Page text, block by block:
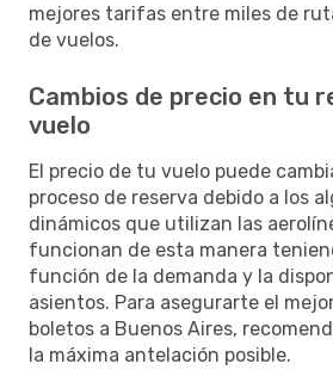
mejores tarifas entre miles de
de vuelos.
Cambios de precio en tu
vuelo
El precio de tu vuelo puede
proceso de reserva debido a los
dinámicos que utilizan las
funcionan de esta manera
función de la demanda y la
asientos. Para asegurarte el
boletos a Buenos Aires,
la máxima antelación posible.